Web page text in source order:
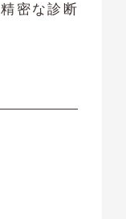
密な診断